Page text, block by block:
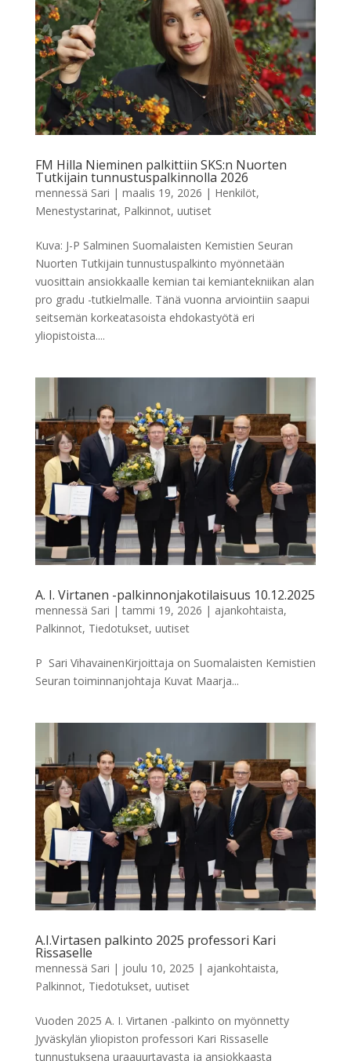
FM Hilla Nieminen palkittiin SKS:n Nuorten
Tutkijain tunnustuspalkinnolla 2026
mennessä Sari | maalis 19, 2026 | Henkilöt,
Menestystarinat, Palkinnot, uutiset
Kuva: J-P Salminen Suomalaisten Kemistien Seuran
Nuorten Tutkijain tunnustuspalkinto myönnetään
vuosittain ansiokkaalle kemian tai kemiantekniikan alan
pro gradu -tutkielmalle. Tänä vuonna arviointiin saapui
seitsemän korkeatasoista ehdokastyötä eri
yliopistoista....
A. I. Virtanen -palkinnonjakotilaisuus 10.12.2025
mennessä Sari |tammi 19, 2026 | ajankohtaista,
Palkinnot, Tiedotukset, uutiset
P ​ Sari VihavainenKirjoittaja on Suomalaisten Kemistien
Seuran toiminnanjohtaja Kuvat Maarja...
A.I.Virtasen palkinto 2025 professori Kari
Rissaselle
mennessä Sari | joulu 10, 2025 | ajankohtaista,
Palkinnot, Tiedotukset, uutiset
Vuoden 2025 A. I. Virtanen -palkinto on myönnetty
Jyväskylän yliopiston professori Kari Rissaselle
tunnustuksena uraauurtavasta ja ansiokkaasta